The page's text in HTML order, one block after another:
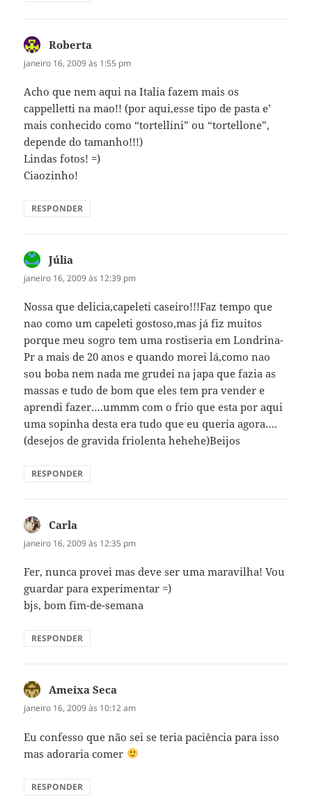
Roberta
janeiro 16, 2009 às 1:55 pm
Acho que nem aqui na Italia fazem mais os
cappelletti na mao!! (por aqui,esse tipo de pasta e’
mais conhecido como “tortellini” ou “tortellone”,
depende do tamanho!!!)
Lindas fotos! =)
Ciaozinho!
RESPONDER
Júlia
janeiro 16, 2009 às 12:39 pm
Nossa que delicia,capeleti caseiro!!!Faz tempo que
nao como um capeleti gostoso,mas já fiz muitos
porque meu sogro tem uma rostiseria em Londrina-
Pr a mais de 20 anos e quando morei lá,como nao
sou boba nem nada me grudei na japa que fazia as
massas e tudo de bom que eles tem pra vender e
aprendi fazer….ummm com o frio que esta por aqui
uma sopinha desta era tudo que eu queria agora….
(desejos de gravida friolenta hehehe)Beijos
RESPONDER
Carla
janeiro 16, 2009 às 12:35 pm
Fer, nunca provei mas deve ser uma maravilha! Vou
guardar para experimentar =)
bjs, bom fim-de-semana
RESPONDER
Ameixa Seca
janeiro 16, 2009 às 10:12 am
Eu confesso que não sei se teria paciência para isso
mas adoraria comer
RESPONDER